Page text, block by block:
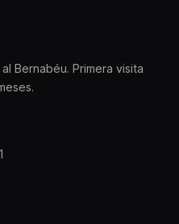
Bernabéu. Primera visita